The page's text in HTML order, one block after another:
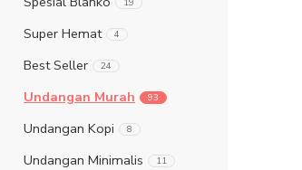
19
Super Hemat 4
Best Seller 24
Undangan Murah 93
Undangan Kopi 8
Undangan Minimalis 11